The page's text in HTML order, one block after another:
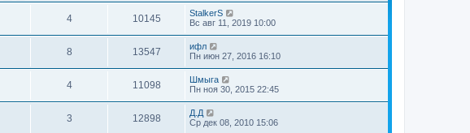
4 10145
StalkerS
Вс авг 11, 2019 10:00
8 13547
ифл
Пн июн 27, 2016 16:10
4 11098
Шмыга
Пн ноя 30, 2015 22:45
3 12898
Д.Д
Ср дек 08, 2010 15:06